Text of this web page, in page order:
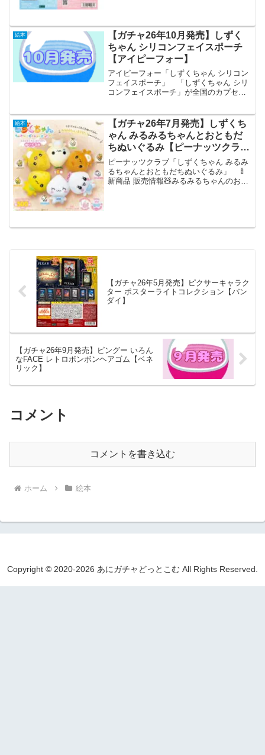
絵本
【ガチャ26年10月発売】しずく
ちゃん シリコンフェイスポーチ
【アイピーフォー】
アイピーフォー「しずくちゃん シリコン
フェイスポーチ」 「しずくちゃん シリ
コンフェイスポーチ」が全国のカプセル
リコンフェイスポーチ メーカーアイ
ピーフォー 発売時...
絵本
【ガチャ26年7月発売】しずくち
ゃん みるみるちゃんとおともだ
ちぬいぐるみ【ピーナッツクラ
ブ】
ピーナッツクラブ「しずくちゃん みるみ
るちゃんとおともだちぬいぐるみ」 🍼
新商品 販売情報🧸みるみるちゃんのお友
【ガチャ26年5月発売】ピクサーキャラク
ター ポスターライトコレクション【バン
ダイ】
【ガチャ26年9月発売】ピングー いろん
なFACE レトロボンボンヘアゴム【ベネ
リック】
コメント
コメントを書き込む
ホーム 絵本
Copyright © 2020-2026 あにガチャどっとこむ All Rights Reserved.